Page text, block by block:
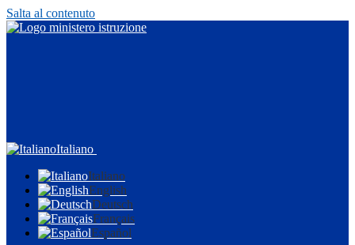
Salta al contenuto
Italiano
Italiano
English
Deutsch
Français
Español